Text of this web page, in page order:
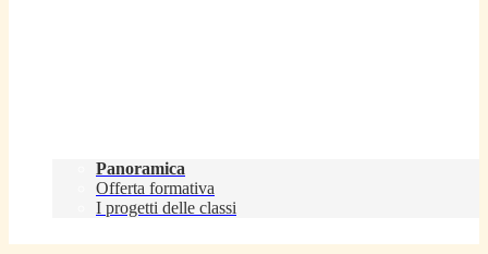
Panoramica
Offerta formativa
I progetti delle classi